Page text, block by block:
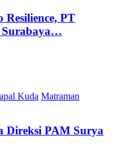
Resilience, PT
Surabaya…
Kuda Matraman
Direksi PAM Surya